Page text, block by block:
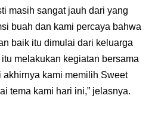
masih sangat jauh dari yang
buah dan kami percaya bahwa
baik itu dimulai dari keluarga
melakukan kegiatan bersama
kami memilih Sweet
tema kami hari ini,” jelasnya.